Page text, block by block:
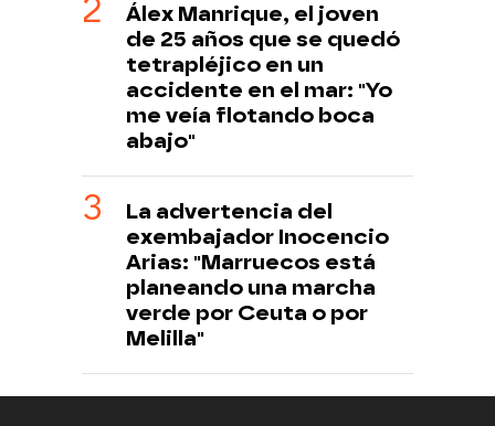
Álex Manrique, el joven
de 25 años que se quedó
tetrapléjico en un
accidente en el mar: "Yo
me veía flotando boca
abajo"
La advertencia del
exembajador Inocencio
Arias: "Marruecos está
planeando una marcha
verde por Ceuta o por
Melilla"